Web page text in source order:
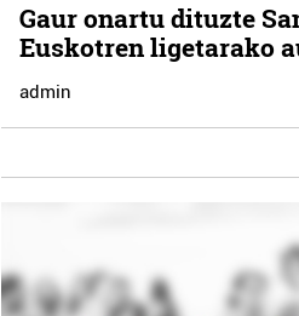
Gaur onartu dituzte
Euskotren ligetarako
admin